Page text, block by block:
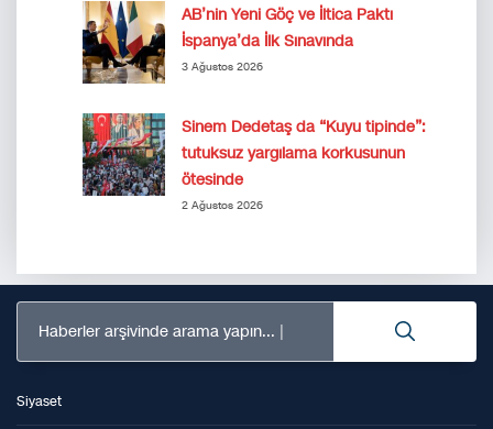
AB’nin Yeni Göç ve İltica Paktı
İspanya’da İlk Sınavında
3 Ağustos 2026
Sinem Dedetaş da “Kuyu tipinde”:
tutuksuz yargılama korkusunun
ötesinde
2 Ağustos 2026
Haberler arşivinde arama yapın...
Siyaset